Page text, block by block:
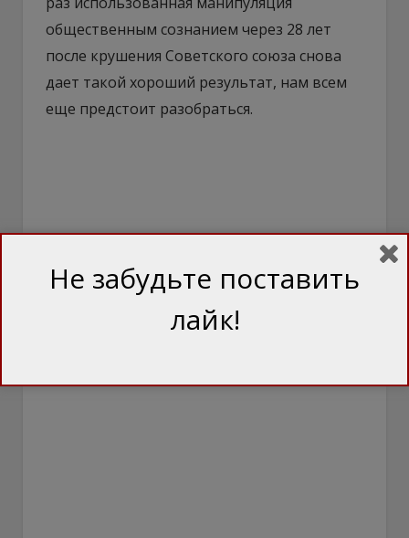
общественным сознанием через 28 лет
после крушения Советского союза снова
дает такой хороший результат, нам всем
еще предстоит разобраться.
Не забудьте поставить
лайк!